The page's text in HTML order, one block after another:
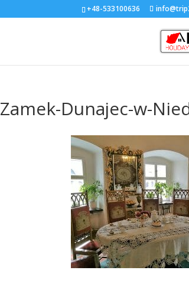
+48-533100636
Zamek-Dunajec-w-